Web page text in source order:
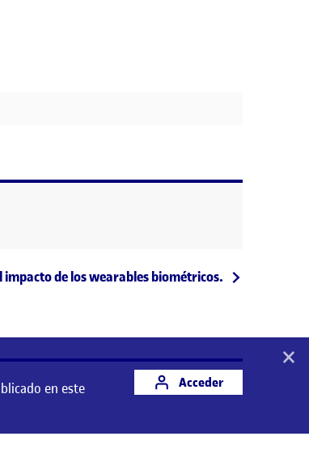
impacto de los wearables biométricos.
en este
Acceder
×